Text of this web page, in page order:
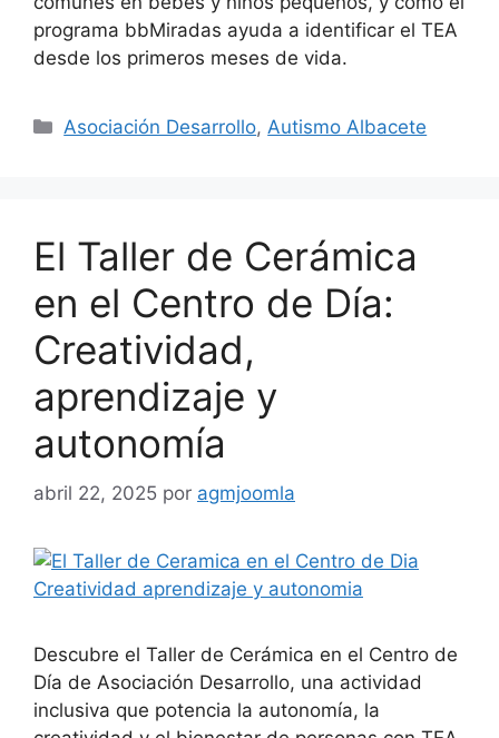
programa bbMiradas ayuda a identificar el TEA
desde los primeros meses de vida.
Asociación Desarrollo,Autismo Albacete
El Taller de Cerámica
en el Centro de Día:
Creatividad,
aprendizaje y
autonomía
abril 22, 2025 por agmjoomla
Descubre el Taller de Cerámica en el Centro de
Día de Asociación Desarrollo, una actividad
inclusiva que potencia la autonomía, la